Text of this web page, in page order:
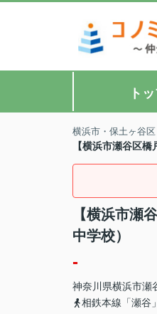
ト
横浜市・保土ヶ谷
【横浜市瀬谷区
【横浜市瀬
中学校）
-
神奈川県横浜市瀬
相鉄本線「瀬谷